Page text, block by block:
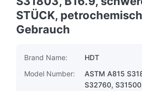
STÜCK,
Gebrauch
Brand Name:
HDT
Model Number:
ASTM A815
S32760,